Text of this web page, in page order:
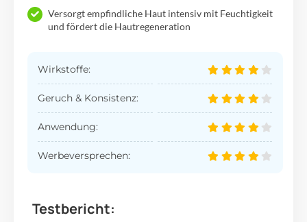
Versorgt empfindliche Haut intensiv mit Feuchtigkeit
und fördert die Hautregeneration
Wirkstoffe:
Geruch & Konsistenz:
Anwendung:
Werbeversprechen:
Testbericht: